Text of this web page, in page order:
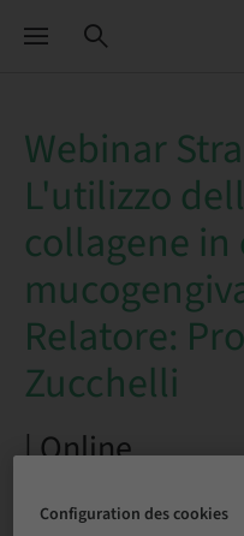
Webinar
L'utilizzo
collagene
Relatore:
Zucchelli
| Online
RÉSERVEZ DÈS
Configuration des cookies